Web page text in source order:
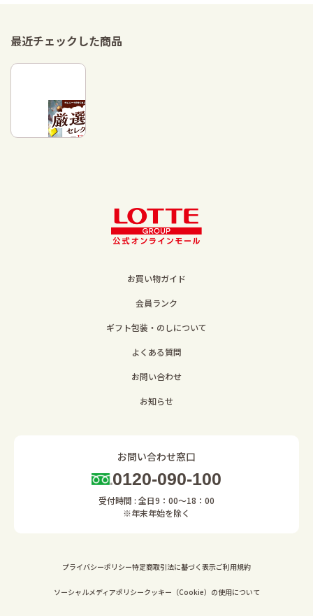
最近チェックした商品
お買い物ガイド
会員ランク
ギフト包装・のしについて
よくある質問
お問い合わせ
お知らせ
お問い合わせ窓口
0120-090-100
受付時間 : 全日9：00～18：00
※年末年始を除く
プライバシーポリシー特定商取引法に基づく表示ご利用規約
ソーシャルメディアポリシークッキー（Cookie）の使用について